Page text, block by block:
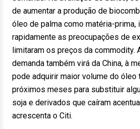
de aumentar a produção de
óleo de palma como matéria-prima,
rapidamente as preocupações de
limitaram os preços da commodity.
demanda também virá da China, à
pode adquirir maior volume do óleo
próximos meses para substituir
soja e derivados que caíram
acrescenta o Citi.